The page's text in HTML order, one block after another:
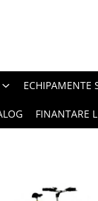
ECHIPAMENTE
FINANTARE